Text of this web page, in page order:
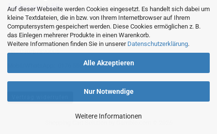
Auf dieser Webseite werden Cookies eingesetzt. Es handelt sich dabei um
kleine Textdateien, die in bzw. von Ihrem Internetbrowser auf Ihrem
Computersystem gespeichert werden. Diese Cookies ermöglichen z. B.
das Einlegen mehrerer Produkte in einen Warenkorb.
Weitere Informationen finden Sie in unserer Datenschutzerklärung.
Alle Akzeptieren
Nur Notwendige
Weitere Informationen
Ladengeschäft: :
Regattastr. 66
12527 Berlin
Tel.: 030/67890006
Mobil/WhatsApp: 0176 550 90 773